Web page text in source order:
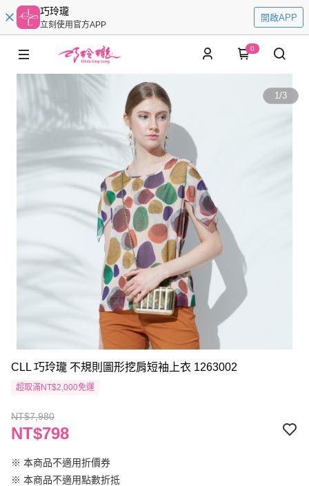
巧玲瓏
立刻使用官方APP
開啟APP
0
1/3
CLL 巧玲瓏 不規則圖形挖肩短袖上衣 1263002
超取滿NT$2,000免運
NT$7,980
NT$798
※ 本商品不適用折價券
※ 本商品不適用點數折抵